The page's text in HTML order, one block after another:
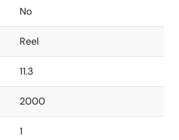
No
Reel
11.3
2000
1